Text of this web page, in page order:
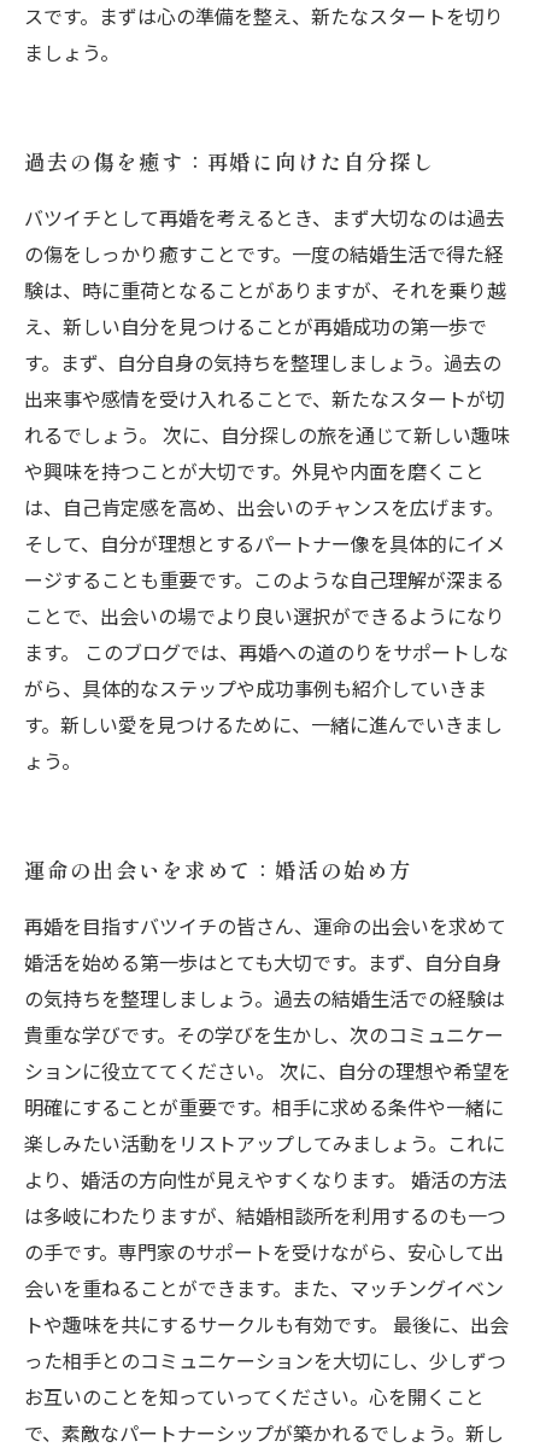
スです。まずは心の準備を整え、新たなスタートを切り
ましょう。
過去の傷を癒す：再婚に向けた自分探し
バツイチとして再婚を考えるとき、まず大切なのは過去
の傷をしっかり癒すことです。一度の結婚生活で得た経
験は、時に重荷となることがありますが、それを乗り越
え、新しい自分を見つけることが再婚成功の第一歩で
す。まず、自分自身の気持ちを整理しましょう。過去の
出来事や感情を受け入れることで、新たなスタートが切
れるでしょう。 次に、自分探しの旅を通じて新しい趣味
や興味を持つことが大切です。外見や内面を磨くこと
は、自己肯定感を高め、出会いのチャンスを広げます。
そして、自分が理想とするパートナー像を具体的にイメ
ージすることも重要です。このような自己理解が深まる
ことで、出会いの場でより良い選択ができるようになり
ます。 このブログでは、再婚への道のりをサポートしな
がら、具体的なステップや成功事例も紹介していきま
す。新しい愛を見つけるために、一緒に進んでいきまし
ょう。
運命の出会いを求めて：婚活の始め方
再婚を目指すバツイチの皆さん、運命の出会いを求めて
婚活を始める第一歩はとても大切です。まず、自分自身
の気持ちを整理しましょう。過去の結婚生活での経験は
貴重な学びです。その学びを生かし、次のコミュニケー
ションに役立ててください。 次に、自分の理想や希望を
明確にすることが重要です。相手に求める条件や一緒に
楽しみたい活動をリストアップしてみましょう。これに
より、婚活の方向性が見えやすくなります。 婚活の方法
は多岐にわたりますが、結婚相談所を利用するのも一つ
の手です。専門家のサポートを受けながら、安心して出
会いを重ねることができます。また、マッチングイベン
トや趣味を共にするサークルも有効です。 最後に、出会
った相手とのコミュニケーションを大切にし、少しずつ
お互いのことを知っていってください。心を開くこと
で、素敵なパートナーシップが築かれるでしょう。新し